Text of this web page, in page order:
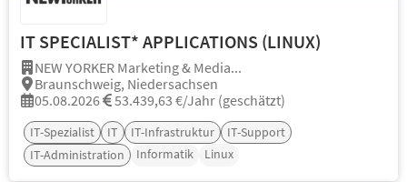
IT SPECIALIST* APPLICATIONS (LINUX)
NEW YORKER Marketing & Media...
Braunschweig, Niedersachsen
05.08.2026
53.439,63 €/Jahr (geschätzt)
IT-Spezialist IT IT-Infrastruktur
IT-Support
IT-Administration
Informatik Linux